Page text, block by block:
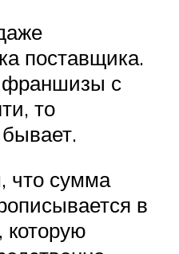
поставщика.
франшизы с
то
что сумма
в
которую